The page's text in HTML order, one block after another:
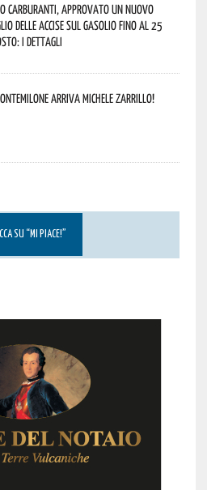
carburanti, approvato un nuovo
delle accise sul gasolio fino al 25
i dettagli
arriva Michele Zarrillo!
SU “MI PIACE!”